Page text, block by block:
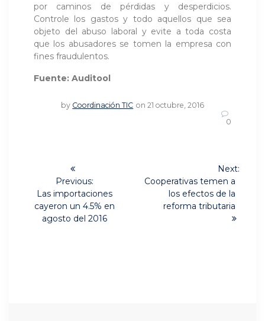
por caminos de pérdidas y desperdicios.
Controle los gastos y todo aquellos que sea
objeto del abuso laboral y evite a toda costa
que los abusadores se tomen la empresa con
fines fraudulentos.
Fuente: Auditool
by Coordinación TIC on 21 octubre, 2016
0
Navegación
entradas
Previous:
Previous
post:
Las importaciones
cayeron un 4.5% en
agosto del 2016
Next:
Next
Cooperativas temen a
los efectos de la
reforma tributaria